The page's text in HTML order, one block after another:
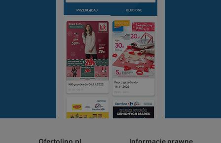
Ofertolino.pl Informacje prawne